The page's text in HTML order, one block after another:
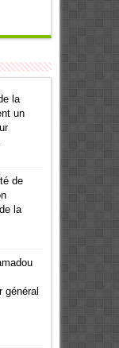
la
un
de
la
général